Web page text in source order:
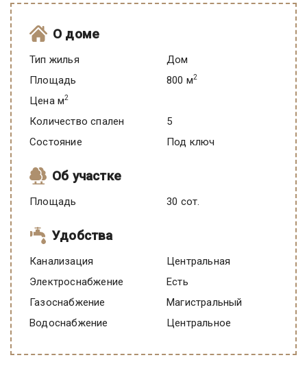
О доме
Тип жилья
Дом
Площадь
800 м2
Цена м2
Количество спален
5
Состояние
под ключ
Об участке
Площадь 30 сот.
Удобства
Канализация
Центральная
Электроснабжение
есть
Газоснабжение
Магистральный
Водоснабжение
Центральное